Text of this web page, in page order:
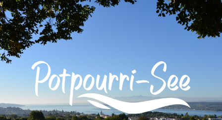
Zum
Inhalt
springen